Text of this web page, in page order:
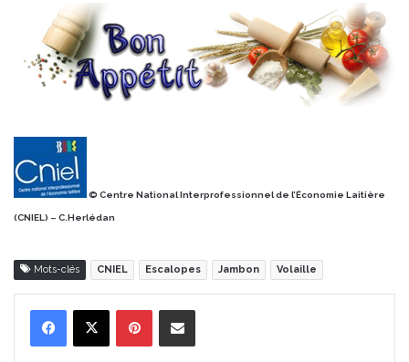
© Centre National Interprofessionnel de l’Économie Laitière
(CNIEL) – C.Herlédan
Mots-clés CNIEL Escalopes Jambon Volaille